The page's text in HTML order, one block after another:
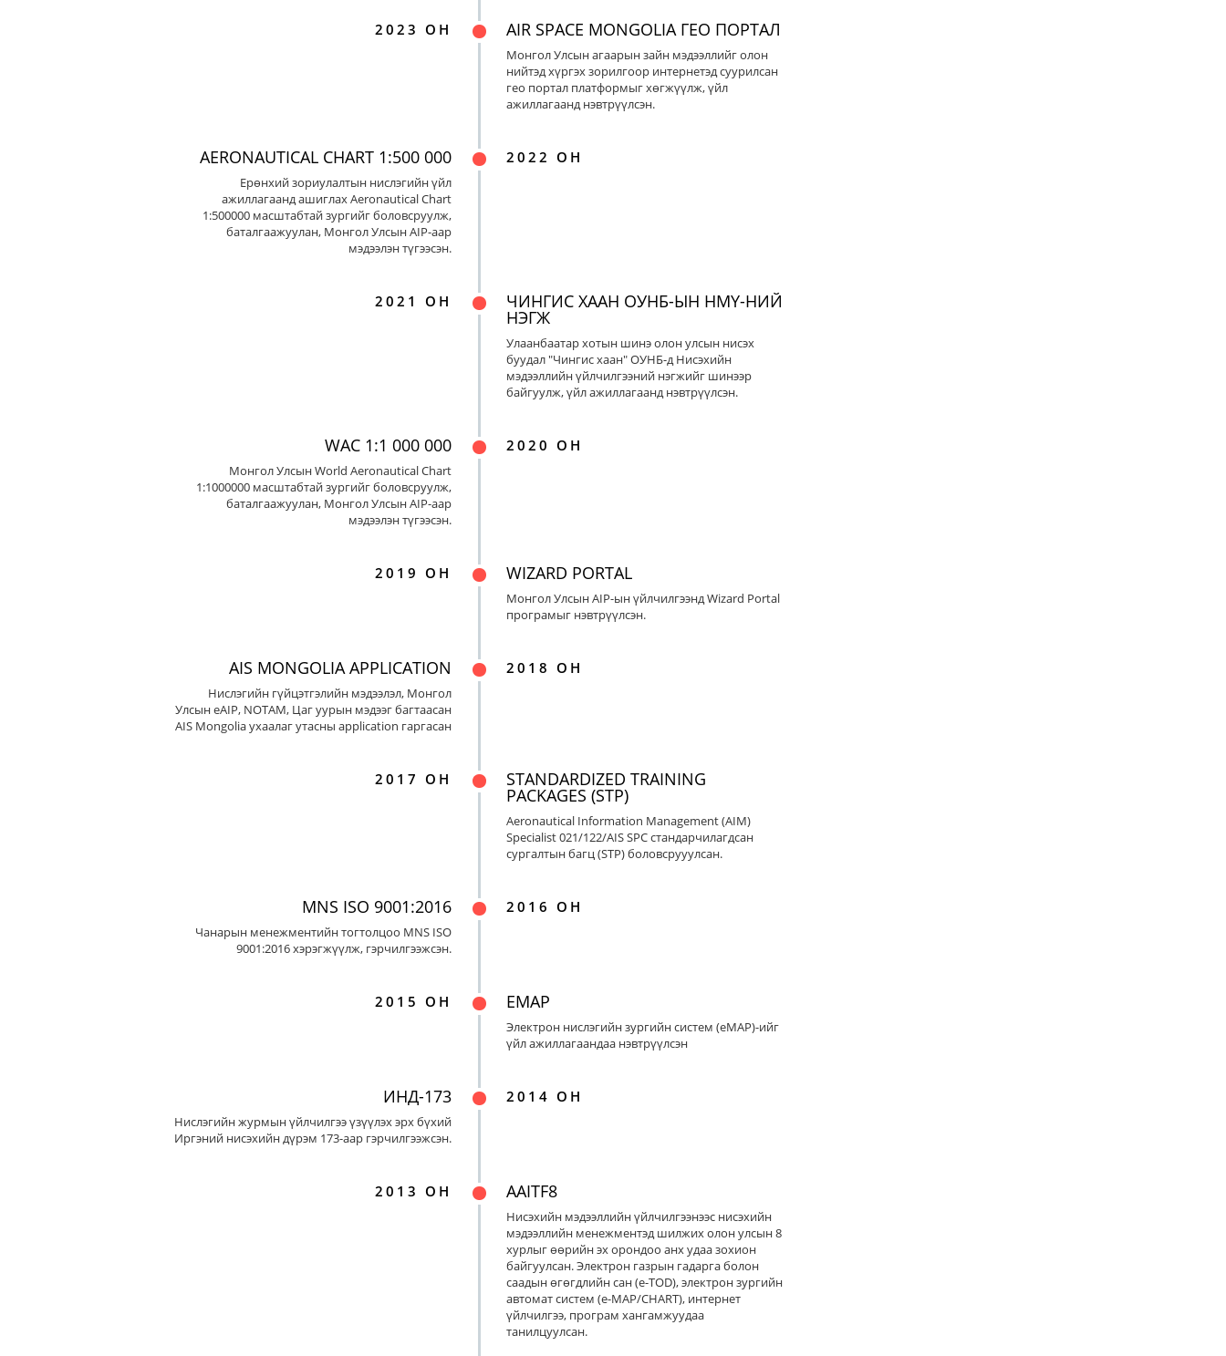
2023 ОН AIR SPACE MONGOLIA ГЕО ПОРТАЛ
Монгол Улсын агаарын зайн мэдээллийг олон
нийтэд хүргэх зорилгоор интернетэд суурилсан
гео портал платформыг хөгжүүлж, үйл
ажиллагаанд нэвтрүүлсэн.
2022 ОН
AERONAUTICAL CHART 1:500 000
Ерөнхий зориулалтын нислэгийн үйл
ажиллагаанд ашиглах Aeronautical Chart
1:500000 масштабтай зургийг боловсруулж,
баталгаажуулан, Монгол Улсын AIP-аар
мэдээлэн түгээсэн.
2021 ОН ЧИНГИС ХААН ОУНБ-ЫН НМҮ-НИЙ
НЭГЖ
Улаанбаатар хотын шинэ олон улсын нисэх
буудал "Чингис хаан" ОУНБ-д Нисэхийн
мэдээллийн үйлчилгээний нэгжийг шинээр
байгуулж, үйл ажиллагаанд нэвтрүүлсэн.
2020 ОН
WAC 1:1 000 000
Монгол Улсын World Aeronautical Chart
1:1000000 масштабтай зургийг боловсруулж,
баталгаажуулан, Монгол Улсын AIP-аар
мэдээлэн түгээсэн.
2019 ОН WIZARD PORTAL
Монгол Улсын AIP-ын үйлчилгээнд Wizard Portal
програмыг нэвтрүүлсэн.
2018 ОН
AIS MONGOLIA APPLICATION
Нислэгийн гүйцэтгэлийн мэдээлэл, Монгол
Улсын eAIP, NOTAM, Цаг уурын мэдээг багтаасан
AIS Mongolia ухаалаг утасны application гаргасан
2017 ОН STANDARDIZED TRAINING
PACKAGES (STP)
Aeronautical Information Management (AIM)
Specialist 021/122/AIS SPC стандарчилагдсан
сургалтын багц (STP) боловсрууулсан.
2016 ОН
MNS ISO 9001:2016
Чанарын менежментийн тогтолцоо MNS ISO
9001:2016 хэрэгжүүлж, гэрчилгээжсэн.
2015 ОН EMAP
Электрон нислэгийн зургийн систем (eMAP)-ийг
үйл ажиллагаандаа нэвтрүүлсэн
2014 ОН
ИНД-173
Нислэгийн журмын үйлчилгээ үзүүлэх эрх бүхий
Иргэний нисэхийн дүрэм 173-аар гэрчилгээжсэн.
2013 ОН AAITF8
Нисэхийн мэдээллийн үйлчилгээнээс нисэхийн
мэдээллийн менежментэд шилжих олон улсын 8
хурлыг өөрийн эх орондоо анх удаа зохион
байгуулсан. Электрон газрын гадарга болон
саадын өгөгдлийн сан (e-TOD), электрон зургийн
автомат систем (e-MAP/CHART), интернет
үйлчилгээ, програм хангамжуудаа
танилцуулсан.